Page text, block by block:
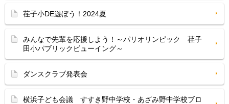
荏子小DE遊ぼう！2024夏
みんなで先輩を応援しよう！～パリオリンピック 荏子
田小パブリックビューイング～
ダンスクラブ発表会
横浜子ども会議 すすき野中学校・あざみ野中学校ブロ